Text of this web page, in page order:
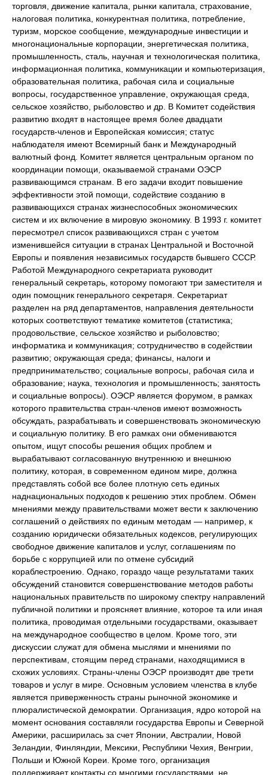
торговля, движение капитала, рынки капитала, страхование,
налоговая политика, конкурентная политика, потребление,
туризм, морское сообщение, международные инвестиции и
многонациональные корпорации, энергетическая политика,
промышленность, сталь, научная и технологическая политика,
информационная политика, коммуникации и компьютеризация,
образовательная политика, рабочая сила и социальные
вопросы, государственное управление, окружающая среда,
сельское хозяйство, рыболовство и др. В Комитет содействия
развитию входят в настоящее время более двадцати
государств-членов и Европейская комиссия; статус
наблюдателя имеют Всемирный банк и Международный
валютный фонд. Комитет является центральным органом по
координации помощи, оказываемой странами ОЭСР
развивающимся странам. В его задачи входит повышение
эффективности этой помощи, содействие созданию в
развивающихся странах жизнеспособных экономических
систем и их включение в мировую экономику. В 1993 г. комитет
пересмотрел список развивающихся стран с учетом
изменившейся ситуации в странах Центральной и Восточной
Европы и появления независимых государств бывшего СССР.
Работой Международного секретариата руководит
генеральный секретарь, которому помогают три заместителя и
один помощник генерального секретаря. Секретариат
разделен на ряд департаментов, направления деятельности
которых соответствуют тематике комитетов (статистика;
продовольствие, сельское хозяйство и рыболовство;
информатика и коммуникация; сотрудничество в содействии
развитию; окружающая среда; финансы, налоги и
предпринимательство; социальные вопросы, рабочая сила и
образование; наука, технология и промышленность; занятость
и социальные вопросы). ОЭСР является форумом, в рамках
которого правительства стран-членов имеют возможность
обсуждать, разрабатывать и совершенствовать экономическую
и социальную политику. В его рамках они обмениваются
опытом, ищут способы решения общих проблем и
вырабатывают согласованную внутреннюю и внешнюю
политику, которая, в современном едином мире, должна
представлять собой все более плотную сеть единых
наднациональных подходов к решению этих проблем. Обмен
мнениями между правительствами может вести к заключению
соглашений о действиях по единым методам — например, к
созданию юридически обязательных кодексов, регулирующих
свободное движение капиталов и услуг, соглашениям по
борьбе с коррупцией или по отмене субсидий
кораблестроению. Однако, гораздо чаще результатами таких
обсуждений становится совершенствование методов работы
национальных правительств по широкому спектру направлений
публичной политики и проясняет влияние, которое та или иная
политика, проводимая отдельными государствами, оказывает
на международное сообщество в целом. Кроме того, эти
дискуссии служат для обмена мыслями и мнениями по
перспективам, стоящим перед странами, находящимися в
схожих условиях. Страны-члены ОЭСР производят две трети
товаров и услуг в мире. Основным условием членства в клубе
является приверженность страны рыночной экономике и
плюралистической демократии. Организация, ядро которой на
момент основания составляли государства Европы и Северной
Америки, расширилась за счет Японии, Австралии, Новой
Зеландии, Финляндии, Мексики, Республики Чехия, Венгрии,
Польши и Южной Кореи. Кроме того, организация
поддерживает контакты со многими государствами, не